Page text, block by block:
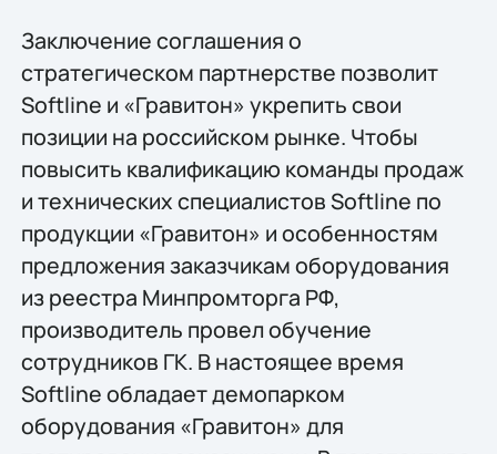
Заключение соглашения о
стратегическом партнерстве позволит
Softline и «Гравитон» укрепить свои
позиции на российском рынке. Чтобы
повысить квалификацию команды продаж
и технических специалистов Softline по
продукции «Гравитон» и особенностям
предложения заказчикам оборудования
из реестра Минпромторга РФ,
производитель провел обучение
сотрудников ГК. В настоящее время
Softline обладает демопарком
оборудования «Гравитон» для